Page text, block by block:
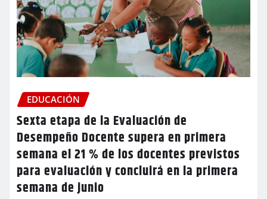
EDUCACIÓN
Sexta etapa de la Evaluación de
Desempeño Docente supera en primera
semana el 21 % de los docentes previstos
para evaluación y concluirá en la primera
semana de junio